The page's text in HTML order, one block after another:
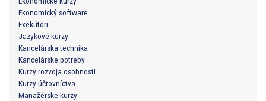
Ekonomický software
Exekútori
Jazykové kurzy
Kancelárska technika
Kancelárske potreby
Kurzy rozvoja osobnosti
Kurzy účtovníctva
Manažérske kurzy